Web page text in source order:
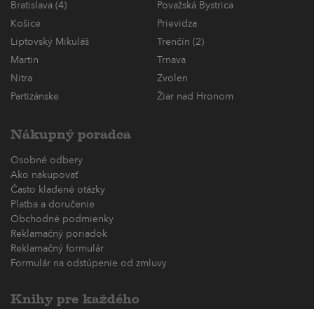
Bratislava (4)
Považská Bystrica
Košice
Prievidza
Liptovský Mikuláš
Trenčín (2)
Martin
Trnava
Nitra
Zvolen
Partizánske
Žiar nad Hronom
Nákupný poradca
Osobné odbery
Ako nakupovať
Často kladené otázky
Platba a doručenie
Obchodné podmienky
Reklamačný poriadok
Reklamačný formulár
Formulár na odstúpenie od zmluvy
Knihy pre každého